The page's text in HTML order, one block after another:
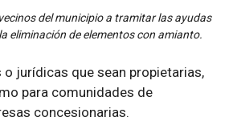
del municipio a tramitar las ayudas
eliminación de elementos con amianto.
jurídicas que sean propietarias,
para comunidades de
concesionarias.